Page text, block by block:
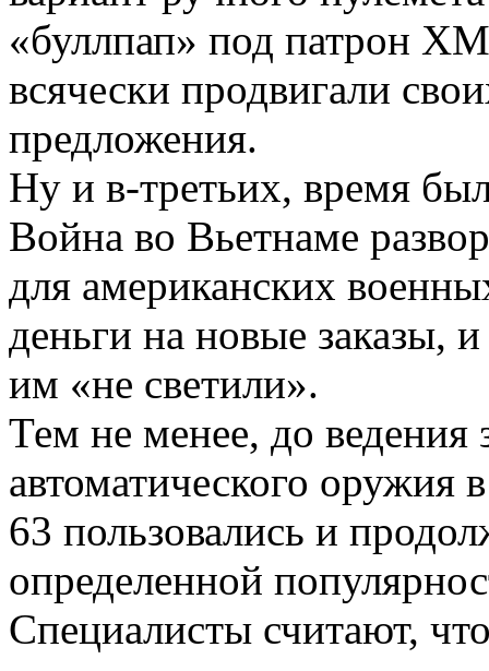
«буллпап» под патрон
всячески продвигали
предложения.
Ну и в-третьих, время
Война во Вьетнаме
для американских
деньги на новые заказы,
им «не светили».
Тем не менее, до ведения
автоматического
63 пользовались и
определенной
Специалисты считают,